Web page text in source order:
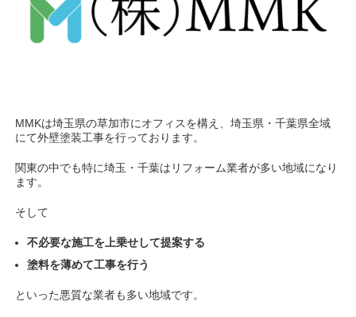
MMKは埼玉県の草加市にオフィスを構え、埼玉県・千葉県全域
にて外壁塗装工事を行っております。
関東の中でも特に埼玉・千葉はリフォーム業者が多い地域になり
ます。
そして
不必要な施工を上乗せして提案する
塗料を薄めて工事を行う
といった悪質な業者も多い地域です。